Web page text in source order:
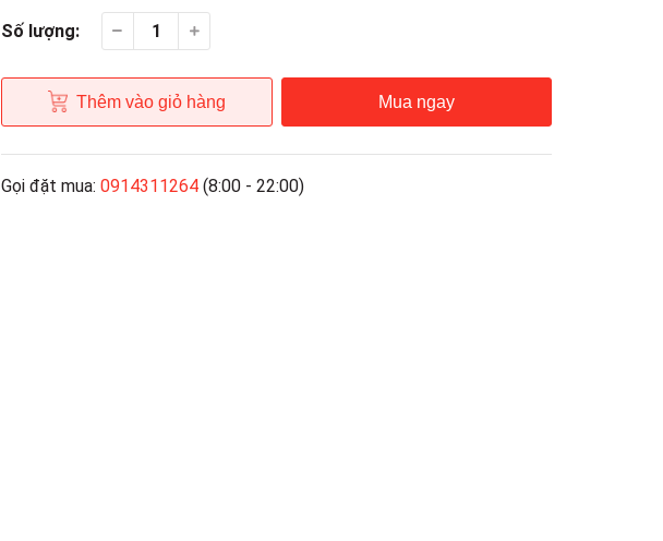
Số lượng:
Thêm vào giỏ hàng Mua ngay
Gọi đặt mua: 0914311264 (8:00 - 22:00)